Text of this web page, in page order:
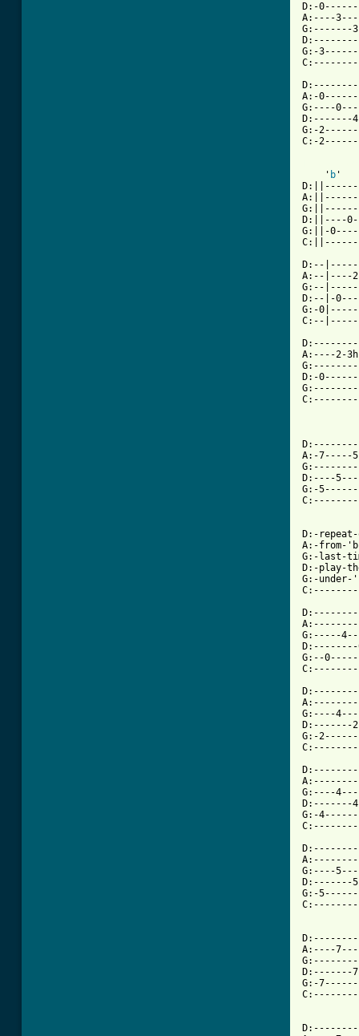
D:-
A:----
G:-------
G:-
A:-
G:----
D:-------
G:-
C:-
' b '
D:||----
G:||-
D:--
A:--|----
G:--
D:--|-
G:-
C:--
A:----2-
D:-
A:-7-----
D:----
G:-
D:-
A:-
G:-last-
D:-play-
G:-
G:-----
G:--
G:----
D:-------
G:-
G:----
G:-
G:----
G:-
A:----
D:-------
G:-